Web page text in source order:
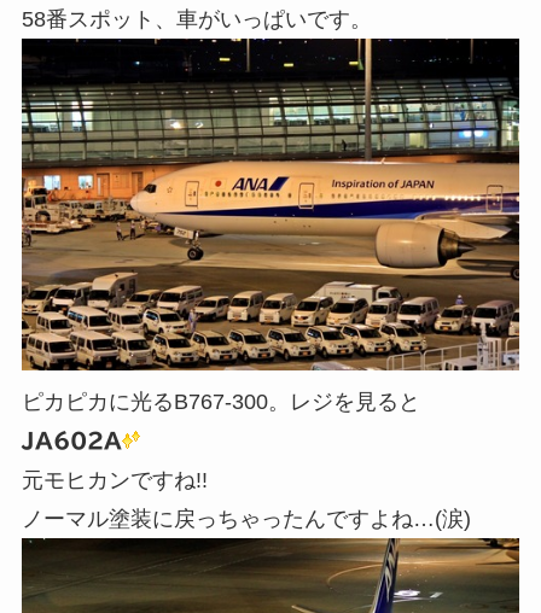
58番スポット、車がいっぱいです。
ピカピカに光るB767-300。レジを見ると
JA602A
元モヒカンですね!!
ノーマル塗装に戻っちゃったんですよね…(涙)